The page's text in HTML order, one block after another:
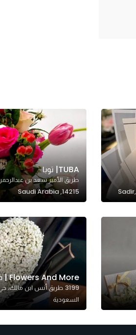
TUBA| توبا
طريق الأمير سعد بن عبدالرحمن
14215, Saudi Arabia
Flowers And More | فلورز اند مور
السعودية